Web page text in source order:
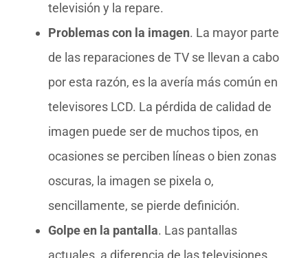
televisión y la repare.
Problemas con la imagen. La mayor parte
de las reparaciones de TV se llevan a cabo
por esta razón, es la avería más común en
televisores LCD. La pérdida de calidad de
imagen puede ser de muchos tipos, en
ocasiones se perciben líneas o bien zonas
oscuras, la imagen se pixela o,
sencillamente, se pierde definición.
Golpe en la pantalla. Las pantallas